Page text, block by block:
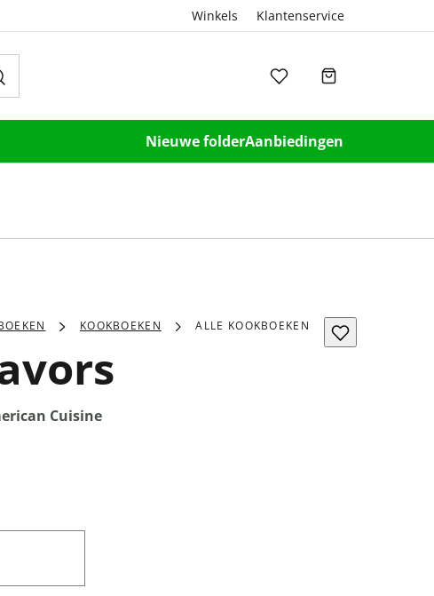
Winkels Klantenservice
Nieuwe folderAanbiedingen
KOOKBOEKEN ALLE KOOKBOEKEN
Cuisine